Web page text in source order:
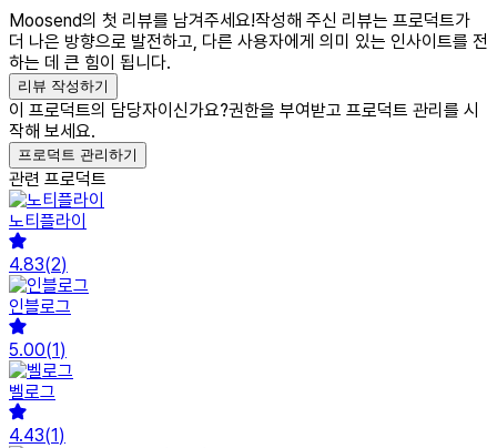
Moosend의 첫 리뷰를 남겨주세요!작성해 주신 리뷰는 프로덕트가
더 나은 방향으로 발전하고, 다른 사용자에게 의미 있는 인사이트를 전
하는 데 큰 힘이 됩니다.
리뷰 작성하기
이 프로덕트의 담당자이신가요?권한을 부여받고 프로덕트 관리를 시
작해 보세요.
프로덕트 관리하기
관련 프로덕트
노티플라이
4.83(2)
인블로그
5.00(1)
벨로그
4.43(1)